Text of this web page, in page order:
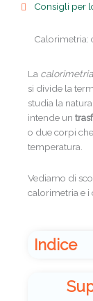
Consigli per
Calorimetria:
La calorimetria
si divide la
studia la
intende un
o due corpi
temperatura.
Vediamo di
calorimetria e i
Indice